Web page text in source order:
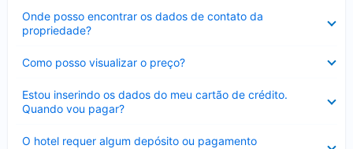
Onde posso encontrar os dados de contato da
propriedade?
Como posso visualizar o preço?
Estou inserindo os dados do meu cartão de crédito.
Quando vou pagar?
O hotel requer algum depósito ou pagamento